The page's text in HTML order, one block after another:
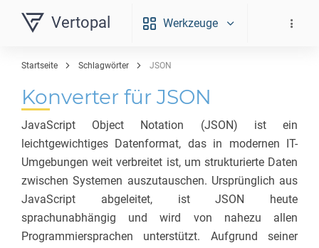
Vertopal Werkzeuge
Startseite Schlagwörter JSON
Konverter für JSON
JavaScript Object Notation (JSON) ist ein
leichtgewichtiges Datenformat, das in modernen IT-
Umgebungen weit verbreitet ist, um strukturierte Daten
zwischen Systemen auszutauschen. Ursprünglich aus
JavaScript abgeleitet, ist JSON heute
sprachunabhängig und wird von nahezu allen
Programmiersprachen unterstützt. Aufgrund seiner